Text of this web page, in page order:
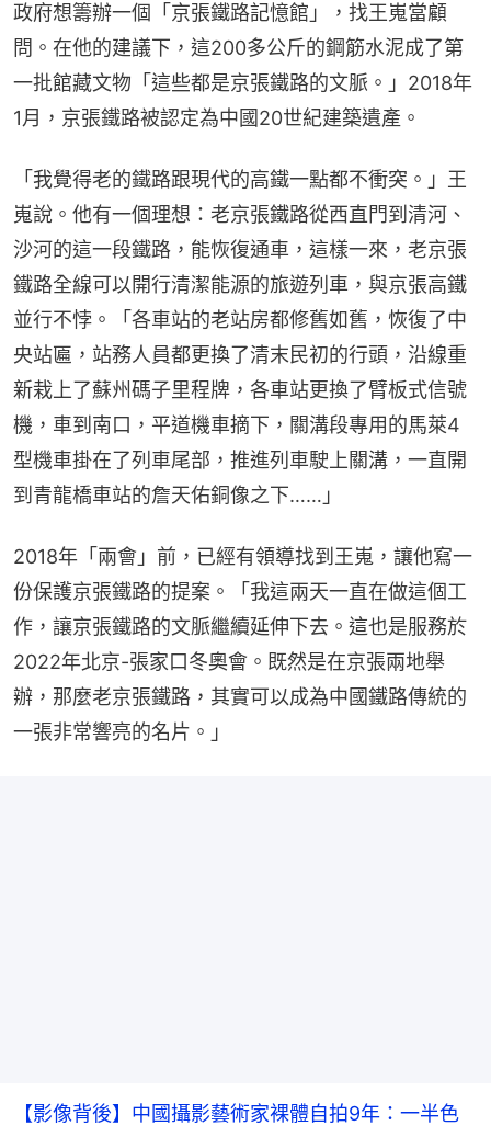
政府想籌辦一個「京張鐵路記憶館」，找王嵬當顧
問。在他的建議下，這200多公斤的鋼筋水泥成了第
一批館藏文物「這些都是京張鐵路的文脈。」2018年
1月，京張鐵路被認定為中國20世紀建築遺產。
「我覺得老的鐵路跟現代的高鐵一點都不衝突。」王
嵬說。他有一個理想：老京張鐵路從西直門到清河、
沙河的這一段鐵路，能恢復通車，這樣一來，老京張
鐵路全線可以開行清潔能源的旅遊列車，與京張高鐵
並行不悖。「各車站的老站房都修舊如舊，恢復了中
央站匾，站務人員都更換了清末民初的行頭，沿線重
新栽上了蘇州碼子里程牌，各車站更換了臂板式信號
機，車到南口，平道機車摘下，關溝段專用的馬萊4
型機車掛在了列車尾部，推進列車駛上關溝，一直開
到青龍橋車站的詹天佑銅像之下……」
2018年「兩會」前，已經有領導找到王嵬，讓他寫一
份保護京張鐵路的提案。「我這兩天一直在做這個工
作，讓京張鐵路的文脈繼續延伸下去。這也是服務於
2022年北京-張家口冬奧會。既然是在京張兩地舉
辦，那麼老京張鐵路，其實可以成為中國鐵路傳統的
一張非常響亮的名片。」
【影像背後】中國攝影藝術家裸體自拍9年：一半色